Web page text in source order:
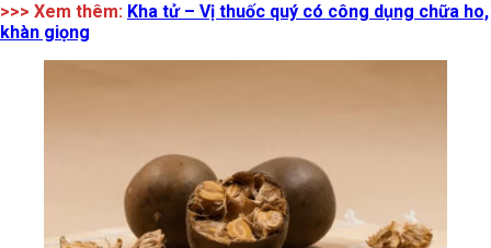
>>> Xem thêm: Kha tử – Vị thuốc quý có công dụng chữa ho,
khàn giọng